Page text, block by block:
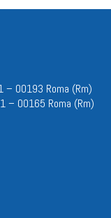
– 00193 Roma (Rm)
– 00165 Roma (Rm)